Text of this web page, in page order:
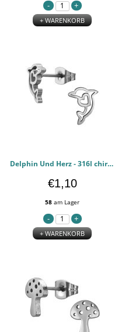
+ WARENKORB
Delphin Und Herz - 316l chirurgischen Edelstahl Ohrstecker PCJW50358
€1,10
58 am Lager
+ WARENKORB